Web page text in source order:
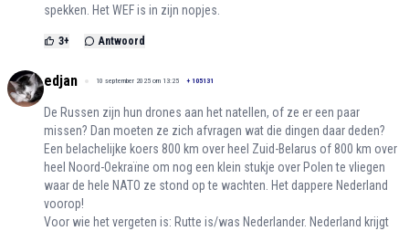
spekken. Het WEF is in zijn nopjes.
3+ Antwoord
edjan 10 september 2025 om 13:25 + 105131
De Russen zijn hun drones aan het natellen, of ze er een paar
missen? Dan moeten ze zich afvragen wat die dingen daar deden?
Een belachelijke koers 800 km over heel Zuid-Belarus of 800 km over
heel Noord-Oekraïne om nog een klein stukje over Polen te vliegen
waar de hele NATO ze stond op te wachten. Het dappere Nederland
voorop!
Voor wie het vergeten is: Rutte is/was Nederlander. Nederland krijgt